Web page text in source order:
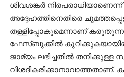
ശിവശങ്കർ
അദ്ദേഹത്തിനെതിരെ
തള്ളിപ്പോകുമെന്നാണ്
ഫേസ്‌ബുക്കിൽ
ജാമ്യം ലഭിച്ചതിൽ
വിശദീകരിക്കാനാവാത്തതാണ്.